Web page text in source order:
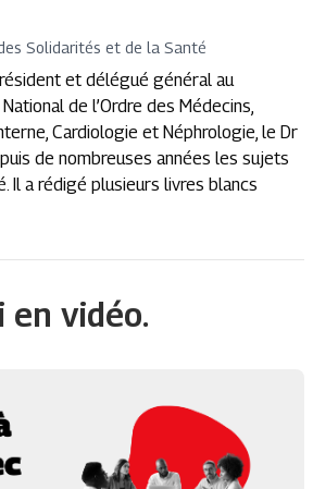
Solidarités et de la Santé
et délégué général au
de l’Ordre des Médecins,
Cardiologie et Néphrologie, le Dr
de nombreuses années les sujets
Il a rédigé plusieurs livres blancs
en vidéo.